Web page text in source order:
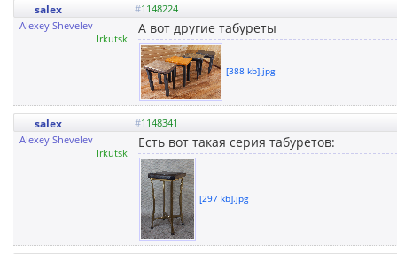
salex #1148224
Alexey Shevelev
Irkutsk
А вот другие табуреты
[388 kb].jpg
salex #1148341
Alexey Shevelev
Irkutsk
Есть вот такая серия табуретов:
[297 kb].jpg